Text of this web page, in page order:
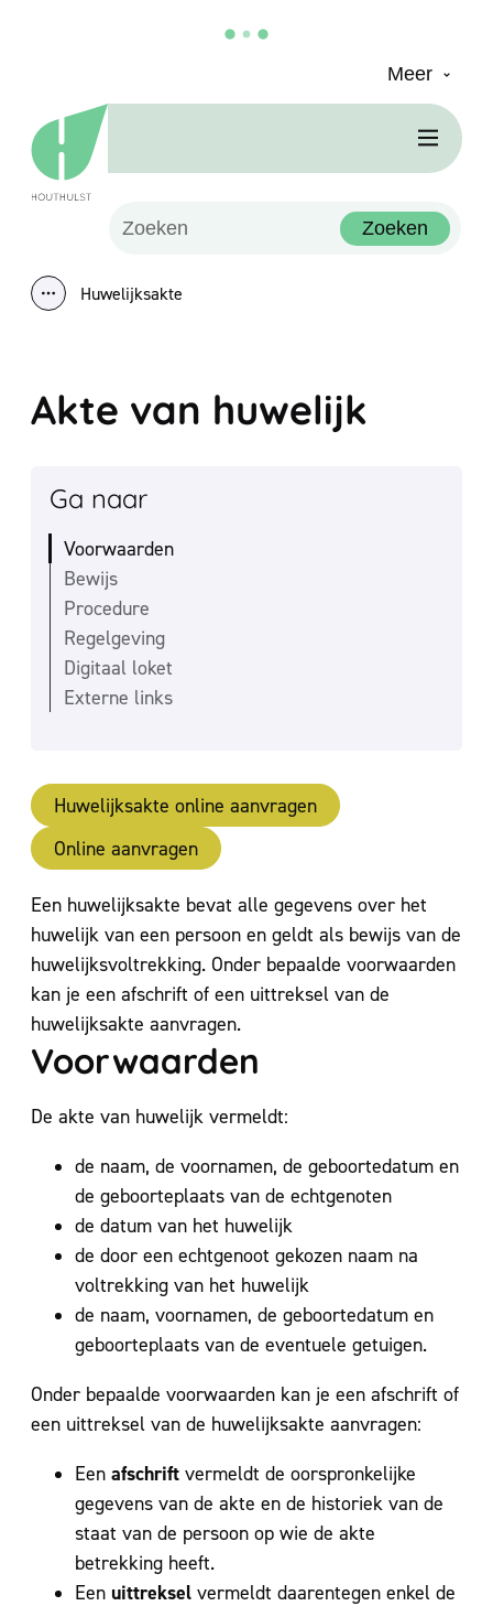
Meer
Houthulst
Waarmee kunnen we jou helpen?
Zoeken
Toon alle broodkruimel items
Huwelijksakte
Akte van huwelijk
Ga naar
Voorwaarden
Bewijs
Procedure
Regelgeving
Digitaal loket
Externe links
Huwelijksakte online aanvragen
Online aanvragen
Inhoud
Een huwelijksakte bevat alle gegevens over het
huwelijk van een persoon en geldt als bewijs van de
huwelijksvoltrekking. Onder bepaalde voorwaarden
kan je een afschrift of een uittreksel van de
huwelijksakte aanvragen.
Voorwaarden
De akte van huwelijk vermeldt:
de naam, de voornamen, de geboortedatum en
de geboorteplaats van de echtgenoten
de datum van het huwelijk
de door een echtgenoot gekozen naam na
voltrekking van het huwelijk
de naam, voornamen, de geboortedatum en
geboorteplaats van de eventuele getuigen.
Onder bepaalde voorwaarden kan je een afschrift of
een uittreksel van de huwelijksakte aanvragen:
Een afschrift vermeldt de oorspronkelijke
gegevens van de akte en de historiek van de
staat van de persoon op wie de akte
betrekking heeft.
Een uittreksel vermeldt daarentegen enkel de